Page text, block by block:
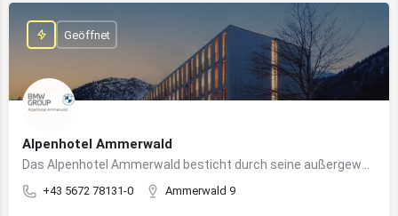
Alpenhotel Ammerwald
+43 5672 78131-0 Ammerwald 9
Geöffnet